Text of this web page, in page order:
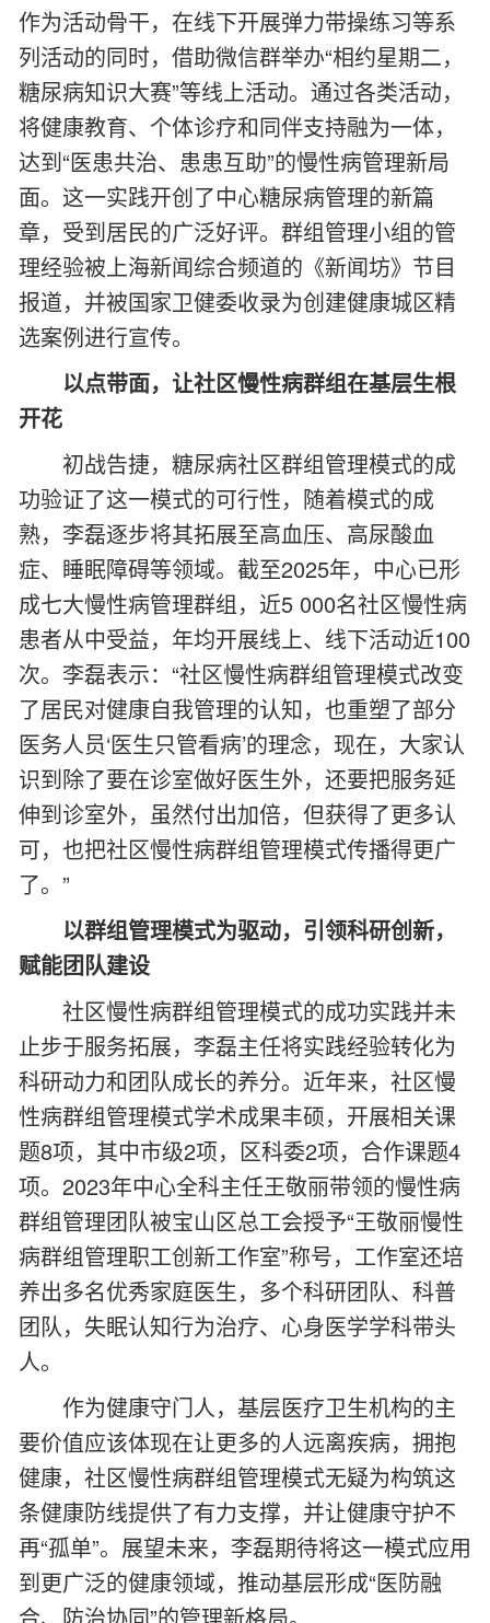
作为活动骨干，在线下开展弹力带操练习等系
列活动的同时，借助微信群举办“相约星期二，
糖尿病知识大赛”等线上活动。通过各类活动，
将健康教育、个体诊疗和同伴支持融为一体，
达到“医患共治、患患互助”的慢性病管理新局
面。这一实践开创了中心糖尿病管理的新篇
章，受到居民的广泛好评。群组管理小组的管
理经验被上海新闻综合频道的《新闻坊》节目
报道，并被国家卫健委收录为创建健康城区精
选案例进行宣传。
以点带面，让社区慢性病群组在基层生根
开花
初战告捷，糖尿病社区群组管理模式的成
功验证了这一模式的可行性，随着模式的成
熟，李磊逐步将其拓展至高血压、高尿酸血
症、睡眠障碍等领域。截至2025年，中心已形
成七大慢性病管理群组，近5 000名社区慢性病
患者从中受益，年均开展线上、线下活动近100
次。李磊表示：“社区慢性病群组管理模式改变
了居民对健康自我管理的认知，也重塑了部分
医务人员‘医生只管看病’的理念，现在，大家认
识到除了要在诊室做好医生外，还要把服务延
伸到诊室外，虽然付出加倍，但获得了更多认
可，也把社区慢性病群组管理模式传播得更广
了。”
以群组管理模式为驱动，引领科研创新，
赋能团队建设
社区慢性病群组管理模式的成功实践并未
止步于服务拓展，李磊主任将实践经验转化为
科研动力和团队成长的养分。近年来，社区慢
性病群组管理模式学术成果丰硕，开展相关课
题8项，其中市级2项，区科委2项，合作课题4
项。2023年中心全科主任王敬丽带领的慢性病
群组管理团队被宝山区总工会授予“王敬丽慢性
病群组管理职工创新工作室”称号，工作室还培
养出多名优秀家庭医生，多个科研团队、科普
团队，失眠认知行为治疗、心身医学学科带头
人。
作为健康守门人，基层医疗卫生机构的主
要价值应该体现在让更多的人远离疾病，拥抱
健康，社区慢性病群组管理模式无疑为构筑这
条健康防线提供了有力支撑，并让健康守护不
再“孤单”。展望未来，李磊期待将这一模式应用
到更广泛的健康领域，推动基层形成“医防融